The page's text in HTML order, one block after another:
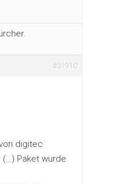
#31910
digitec
(…) Paket wurde